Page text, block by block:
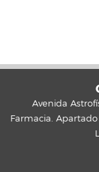
Avenida
Farmacia.